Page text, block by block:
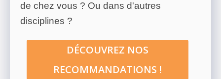
de chez vous ? Ou dans d'autres
disciplines ?
DÉCOUVREZ NOS
RECOMMANDATIONS !